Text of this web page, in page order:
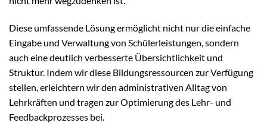
Diese umfassende Lösung ermöglicht nicht nur die einfache
Eingabe und Verwaltung von Schülerleistungen, sondern
auch eine deutlich verbesserte Übersichtlichkeit und
Struktur. Indem wir diese Bildungsressourcen zur Verfügung
stellen, erleichtern wir den administrativen Alltag von
Lehrkräften und tragen zur Optimierung des Lehr- und
Feedbackprozesses bei.